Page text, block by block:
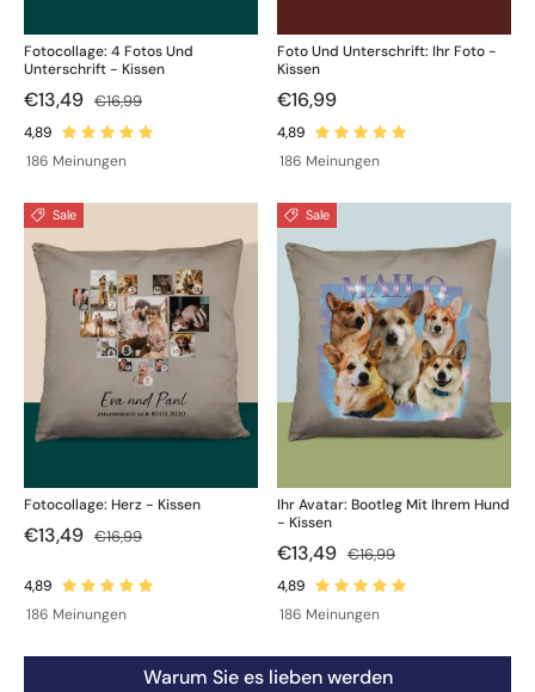
Fotocollage: 4 Fotos Und
Unterschrift - Kissen
€13,49 €16,99
186 Meinungen
Foto Und Unterschrift: Ihr Foto -
Kissen
€16,99
186 Meinungen
Sale
Fotocollage: Herz - Kissen
€13,49 €16,99
186 Meinungen
Sale
Ihr Avatar: Bootleg Mit Ihrem Hund
- Kissen
€13,49 €16,99
186 Meinungen
Warum Sie es lieben werden